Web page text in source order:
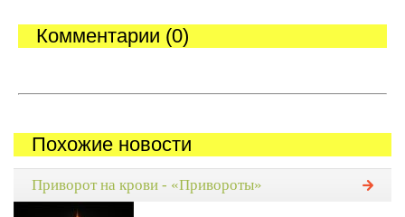
Комментарии (0)
Похожие новости
Приворот на крови - «Привороты»